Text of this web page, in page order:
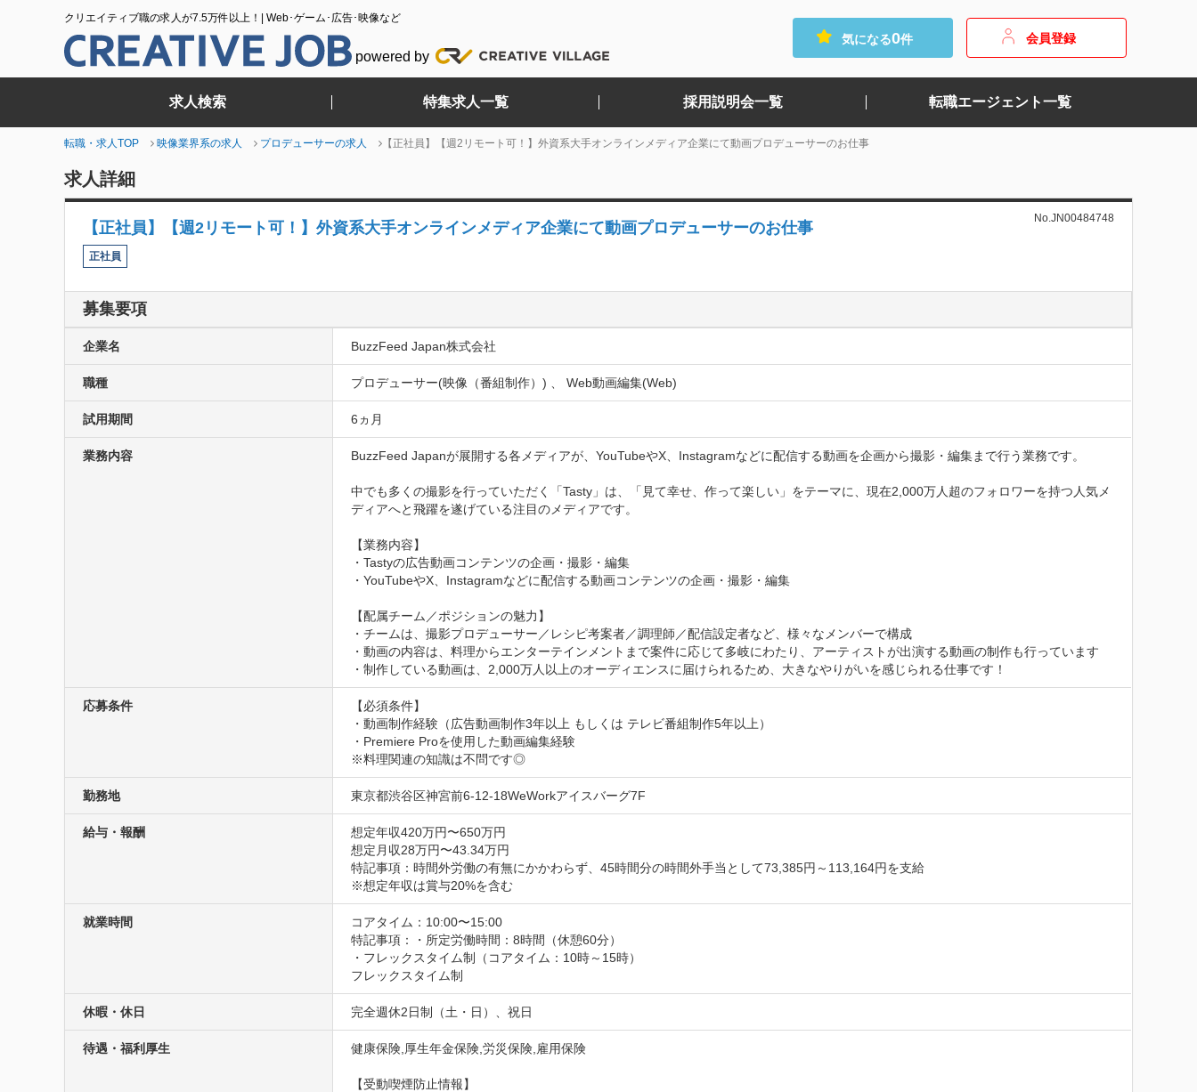
クリエイティブ職の求人が7.5万件以上！| Web･ゲーム･広告･映像など
powered by
気になる0件 会員登録
求人検索 特集求人一覧 採用説明会一覧 転職エージェント一覧
転職・求人TOP 映像業界系の求人 プロデューサーの求人 【正社員】【週2リモート可！】外資系大手オンラインメディア企業にて動画プロデューサーのお仕事
求人詳細
【正社員】【週2リモート可！】外資系大手オンラインメディア企業にて動画プロデューサーのお仕事
No.JN00484748
正社員
募集要項
企業名 BuzzFeed Japan株式会社
職種 プロデューサー(映像（番組制作）) 、 Web動画編集(Web)
試用期間 6ヵ月
業務内容 BuzzFeed Japanが展開する各メディアが、YouTubeやX、Instagramなどに配信する動画を企画から撮影・編集まで行う業務です。
中でも多くの撮影を行っていただく「Tasty」は、「見て幸せ、作って楽しい」をテーマに、現在2,000万人超のフォロワーを持つ人気メ
ディアへと飛躍を遂げている注目のメディアです。
【業務内容】
・Tastyの広告動画コンテンツの企画・撮影・編集
・YouTubeやX、Instagramなどに配信する動画コンテンツの企画・撮影・編集
【配属チーム／ポジションの魅力】
・チームは、撮影プロデューサー／レシピ考案者／調理師／配信設定者など、様々なメンバーで構成
・動画の内容は、料理からエンターテインメントまで案件に応じて多岐にわたり、アーティストが出演する動画の制作も行っています
・制作している動画は、2,000万人以上のオーディエンスに届けられるため、大きなやりがいを感じられる仕事です！
応募条件
【必須条件】
・動画制作経験（広告動画制作3年以上 もしくは テレビ番組制作5年以上）
・Premiere Proを使用した動画編集経験
※料理関連の知識は不問です◎
勤務地 東京都渋谷区神宮前6-12-18WeWorkアイスバーグ7F
給与・報酬
想定年収420万円〜650万円
想定月収28万円〜43.34万円
特記事項：時間外労働の有無にかかわらず、45時間分の時間外手当として73,385円～113,164円を支給
※想定年収は賞与20%を含む
就業時間
コアタイム：10:00〜15:00
特記事項：・所定労働時間：8時間（休憩60分）
・フレックスタイム制（コアタイム：10時～15時）
フレックスタイム制
休暇・休日 完全週休2日制（土・日）、祝日
待遇・福利厚生 健康保険,厚生年金保険,労災保険,雇用保険
【受動喫煙防止情報】